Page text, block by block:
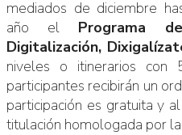
mediados de diciembre
año el Programa
Digitalización,
niveles o itinerarios con
participantes recibirán un
participación es gratuita y
titulación homologada por